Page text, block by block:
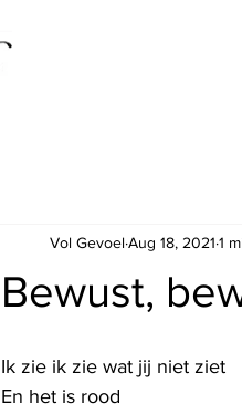
Bewust,
Vol GevoelAug 18, 2021 1
Ik zie ik zie wat jij niet ziet
En het is rood